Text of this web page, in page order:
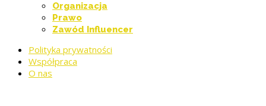
Organizacja
Prawo
Zawód Influencer
Polityka prywatności
Współpraca
O nas